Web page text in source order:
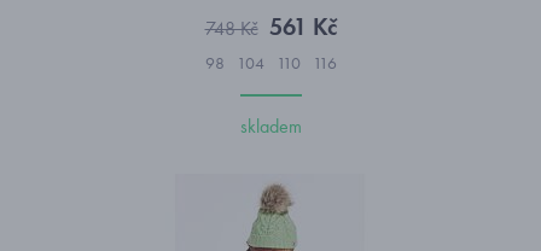
748 Kč 561 Kč
98 104 110 116
skladem